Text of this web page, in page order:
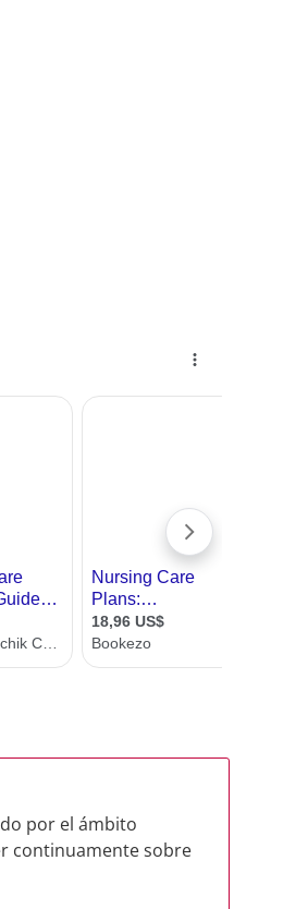
por el ámbito
continuamente sobre